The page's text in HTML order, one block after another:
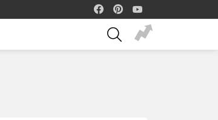
facebook
SEARCH